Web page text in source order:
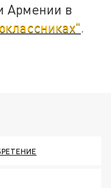
Армении в